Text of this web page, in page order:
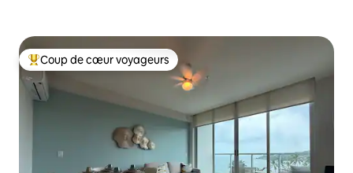
Coups de cœur voyageurs les plus appréciés
Coup de cœur voyageurs